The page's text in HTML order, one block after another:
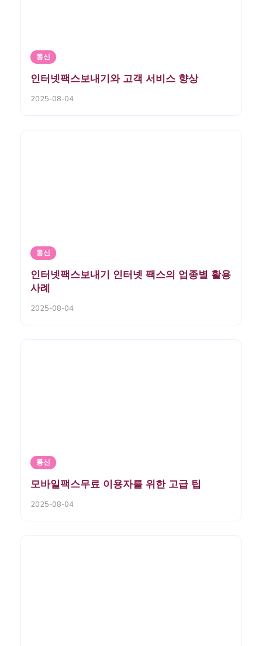
통신
인터넷팩스보내기와 고객 서비스 향상
2025-08-04
통신
인터넷팩스보내기 인터넷 팩스의 업종별 활용
사례
2025-08-04
통신
모바일팩스무료 이용자를 위한 고급 팁
2025-08-04